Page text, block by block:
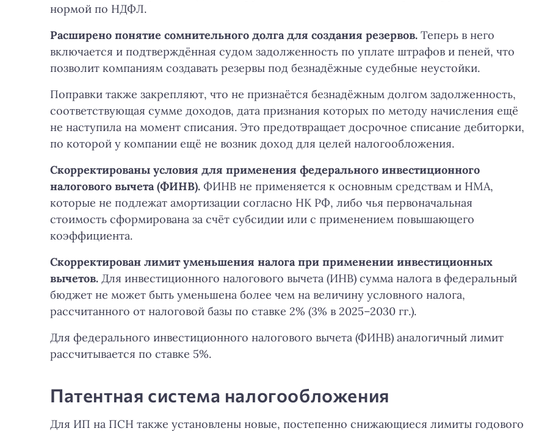
нормой по НДФЛ.
Расширено понятие сомнительного долга для создания резервов. Теперь в него
включается и подтверждённая судом задолженность по уплате штрафов и пеней, что
позволит компаниям создавать резервы под безнадёжные судебные неустойки.
Поправки также закрепляют, что не признаётся безнадёжным долгом задолженность,
соответствующая сумме доходов, дата признания которых по методу начисления ещё
не наступила на момент списания. Это предотвращает досрочное списание дебиторки,
по которой у компании ещё не возник доход для целей налогообложения.
Скорректированы условия для применения федерального инвестиционного
налогового вычета (ФИНВ). ФИНВ не применяется к основным средствам и НМА,
которые не подлежат амортизации согласно НК РФ, либо чья первоначальная
стоимость сформирована за счёт субсидии или с применением повышающего
коэффициента.
Скорректирован лимит уменьшения налога при применении инвестиционных
вычетов. Для инвестиционного налогового вычета (ИНВ) сумма налога в федеральный
бюджет не может быть уменьшена более чем на величину условного налога,
рассчитанного от налоговой базы по ставке 2% (3% в 2025–2030 гг.).
Для федерального инвестиционного налогового вычета (ФИНВ) аналогичный лимит
рассчитывается по ставке 5%.
Патентная система налогообложения
Для ИП на ПСН также установлены новые, постепенно снижающиеся лимиты годового